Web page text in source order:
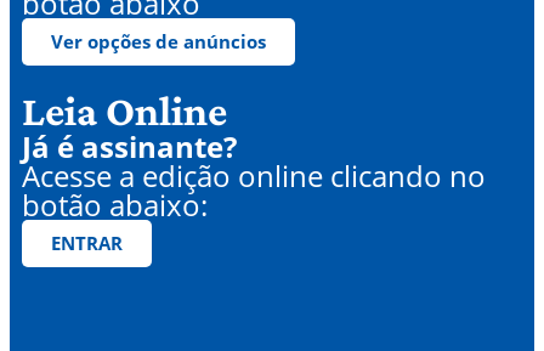
Ver opções de anúncios
Leia Online
Já é assinante?
Acesse a edição online clicando no
botão abaixo:
ENTRAR